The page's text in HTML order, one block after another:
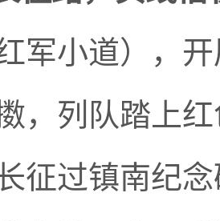
军小道），
，列队踏上
征过镇南纪